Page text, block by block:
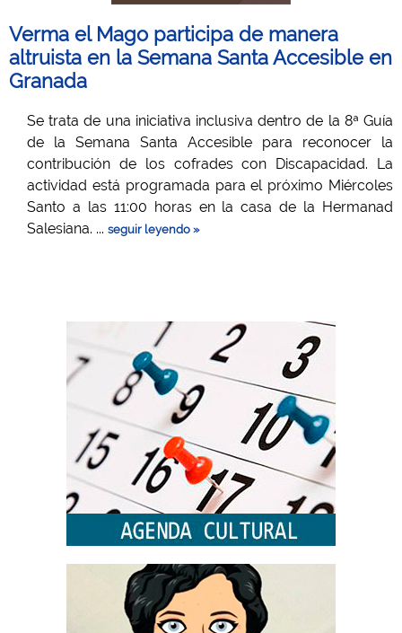
Verma el Mago participa de manera
altruista en la Semana Santa Accesible en
Granada
Se trata de una iniciativa inclusiva dentro de la 8ª Guía
de la Semana Santa Accesible para reconocer la
contribución de los cofrades con Discapacidad. La
actividad está programada para el próximo Miércoles
Santo a las 11:00 horas en la casa de la Hermanad
Salesiana. ... seguir leyendo »